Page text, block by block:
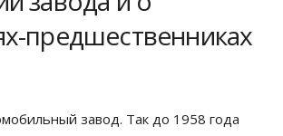
предшественниках
завод. Так до 1958 года